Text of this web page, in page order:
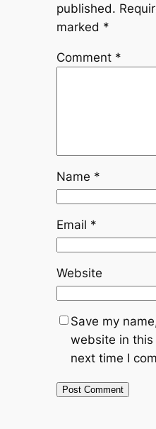
published.
marked *
Comment *
Name *
Email *
Website
Save my
website in
next time I